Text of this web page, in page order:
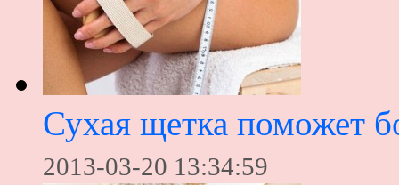
Сухая щетка поможет
2013-03-20 13:34:59